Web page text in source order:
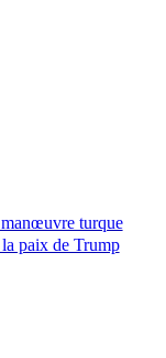
turque
paix de Trump